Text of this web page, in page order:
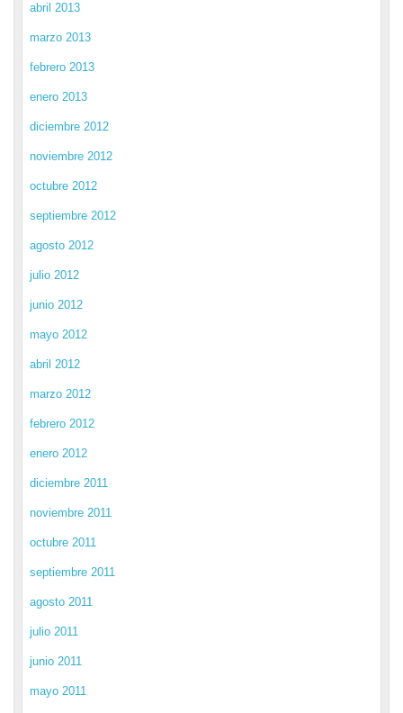
abril 2013
marzo 2013
febrero 2013
enero 2013
diciembre 2012
noviembre 2012
octubre 2012
septiembre 2012
agosto 2012
julio 2012
junio 2012
mayo 2012
abril 2012
marzo 2012
febrero 2012
enero 2012
diciembre 2011
noviembre 2011
octubre 2011
septiembre 2011
agosto 2011
julio 2011
junio 2011
mayo 2011